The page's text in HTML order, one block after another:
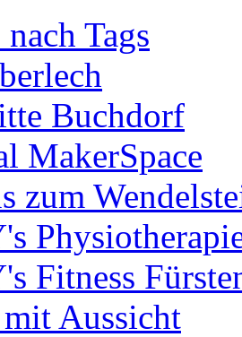
Tags
Buchdorf
MakerSpace
zum
Fitness
Aussicht